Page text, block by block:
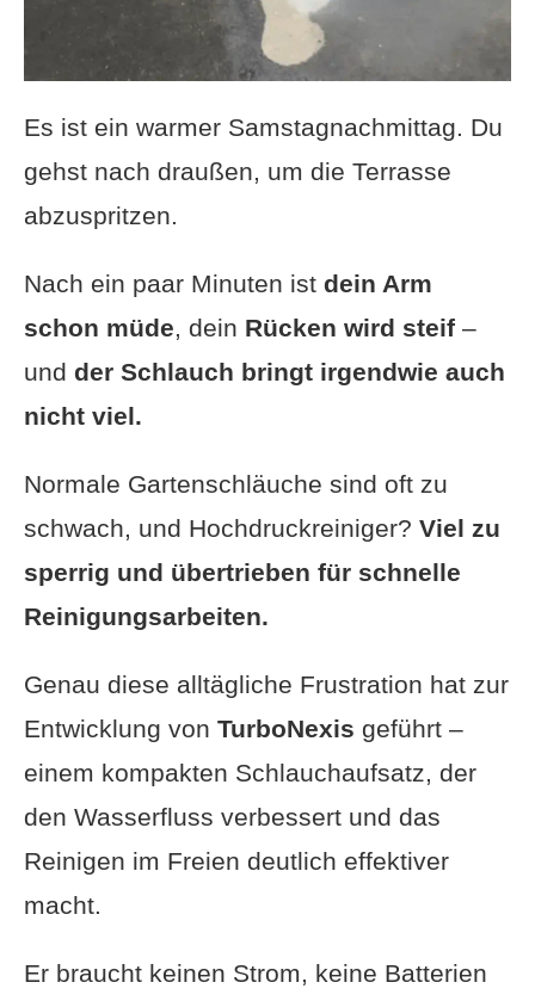
Es ist ein warmer Samstagnachmittag. Du
gehst nach draußen, um die Terrasse
abzuspritzen.
Nach ein paar Minuten ist dein Arm
schon müde , dein Rücken wird steif –
und der Schlauch bringt irgendwie auch
nicht viel.
Normale Gartenschläuche sind oft zu
schwach, und Hochdruckreiniger? Viel zu
sperrig und übertrieben für schnelle
Reinigungsarbeiten.
Genau diese alltägliche Frustration hat zur
Entwicklung von TurboNexis geführt –
einem kompakten Schlauchaufsatz, der
den Wasserfluss verbessert und das
Reinigen im Freien deutlich effektiver
macht.
Er braucht keinen Strom, keine Batterien